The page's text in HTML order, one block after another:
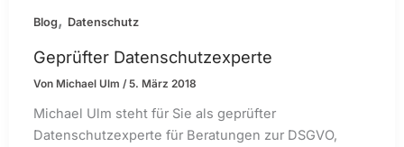
Blog, Datenschutz
Geprüfter Datenschutzexperte
Von Michael Ulm/5. März 2018
Michael Ulm steht für Sie als geprüfter
Datenschutzexperte für Beratungen zur DSGVO,